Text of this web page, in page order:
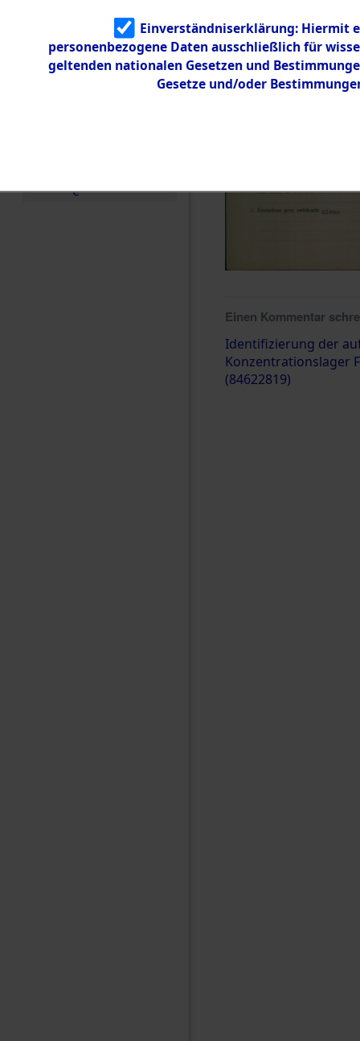
Identifizierun
5.3.3
Todesmärsch
e
Einen Kommentar
Identifizierung der
Konzentrationslager
(84622819)
Einverständniserklärung: Hiermit
personenbezogene Daten ausschließlich für
geltenden nationalen Gesetzen und
Gesetze und/oder